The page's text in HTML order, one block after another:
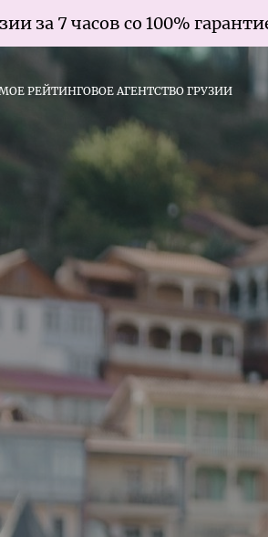
РЕЙТИНГОВОЕ АГЕНТСТВО ГРУЗИИ
часов со 100% гарантией